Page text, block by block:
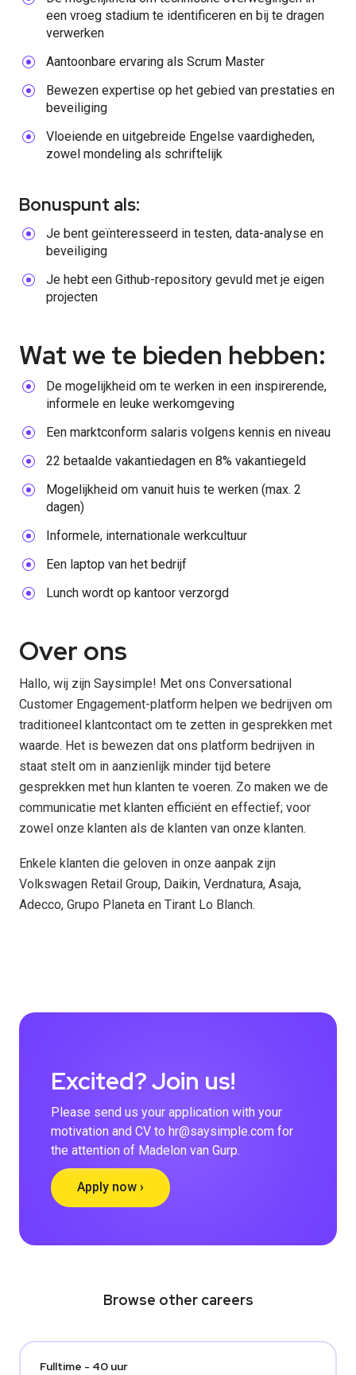
een vroeg stadium te identificeren en bij te dragen
verwerken
Aantoonbare ervaring als Scrum Master
Bewezen expertise op het gebied van prestaties en
beveiliging
Vloeiende en uitgebreide Engelse vaardigheden,
zowel mondeling als schriftelijk
Bonuspunt als:
Je bent geïnteresseerd in testen, data-analyse en
beveiliging
Je hebt een Github-repository gevuld met je eigen
projecten
Wat we te bieden hebben:
De mogelijkheid om te werken in een inspirerende,
informele en leuke werkomgeving
Een marktconform salaris volgens kennis en niveau
22 betaalde vakantiedagen en 8% vakantiegeld
Mogelijkheid om vanuit huis te werken (max. 2
dagen)
Informele, internationale werkcultuur
Een laptop van het bedrijf
Lunch wordt op kantoor verzorgd
Over ons
Hallo, wij zijn Saysimple! Met ons Conversational
Customer Engagement-platform helpen we bedrijven om
traditioneel klantcontact om te zetten in gesprekken met
waarde. Het is bewezen dat ons platform bedrijven in
staat stelt om in aanzienlijk minder tijd betere
gesprekken met hun klanten te voeren. Zo maken we de
communicatie met klanten efficiënt en effectief; voor
zowel onze klanten als de klanten van onze klanten.
Enkele klanten die geloven in onze aanpak zijn
Volkswagen Retail Group, Daikin, Verdnatura, Asaja,
Adecco, Grupo Planeta en Tirant Lo Blanch.
Excited? Join us!
Please send us your application with your
motivation and CV to hr@saysimple.com for
the attention of Madelon van Gurp.
Apply now ›
Browse other careers
Fulltime - 40 uur